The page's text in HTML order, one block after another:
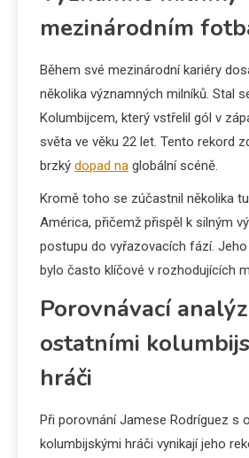
mezinárodním
Během své mezinárodní kariéry
několika významných milníků. Stal
Kolumbijcem, který vstřelil gól v
světa ve věku 22 let. Tento rekord
brzký dopad na globální scéně.
Kromě toho se zúčastnil několika
América, přičemž přispěl k silným
postupu do vyřazovacích fází.
bylo často klíčové v rozhodujících
Porovnávací
ostatními
hráči
Při porovnání Jamese Rodríguez s
kolumbijskými hráči vynikají jeho